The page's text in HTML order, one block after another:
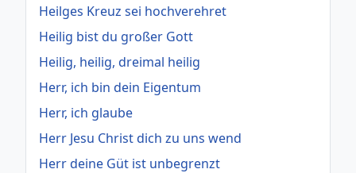
Heilges Kreuz sei hochverehret
Heilig bist du großer Gott
Heilig, heilig, dreimal heilig
Herr, ich bin dein Eigentum
Herr, ich glaube
Herr Jesu Christ dich zu uns wend
Herr deine Güt ist unbegrenzt